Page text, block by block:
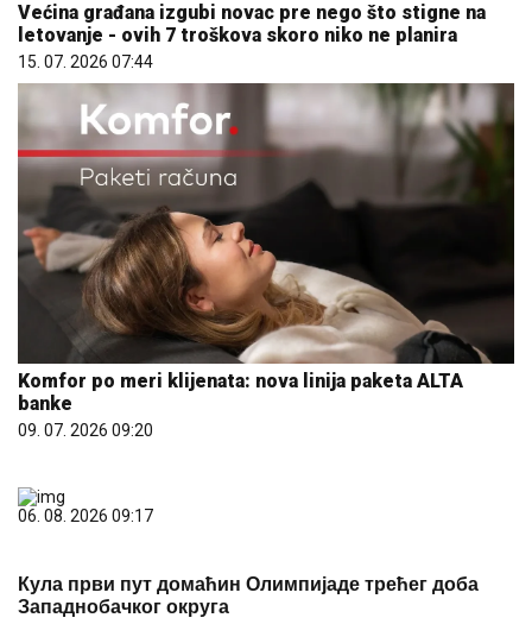
Većina građana izgubi novac pre nego što stigne na
letovanje - ovih 7 troškova skoro niko ne planira
15. 07. 2026 07:44
Komfor po meri klijenata: nova linija paketa ALTA
banke
09. 07. 2026 09:20
06. 08. 2026 09:17
Кула први пут домаћин Олимпијаде трећег доба
Западнобачког округа